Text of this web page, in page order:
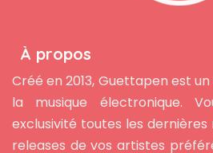
À propos
Créé en 2013, Guettapen est
la musique électronique.
exclusivité toutes les dernières
releases de vos artistes